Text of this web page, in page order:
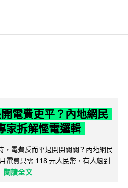
電費更平？內地網民
家拆解慳電邏輯
，電費反而平過開開關關？內地網民
電費只需 118 元人民幣，有人飆到
閱讀全文